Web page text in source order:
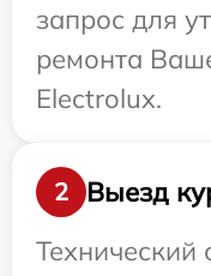
запрос для
ремонта
Electrolux.
2
Выезд
Технический